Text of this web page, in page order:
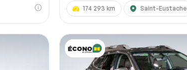
174 293 km Saint-Eustache